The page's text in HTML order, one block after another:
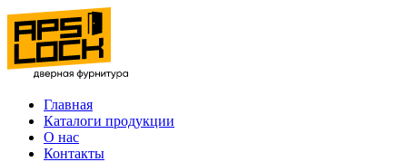
Главная
Каталоги продукции
О нас
Контакты